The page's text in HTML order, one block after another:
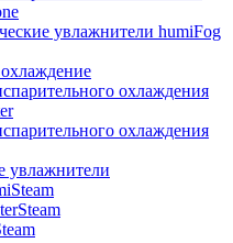
увлажнители humiFog
охлаждения
охлаждения
увлажнители